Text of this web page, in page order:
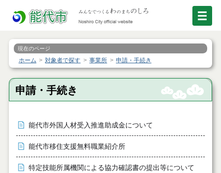
現在のページ
ホーム 対象者で探す 事業所 申請・手続き
申請・手続き
能代市外国人材受入推進助成金について
能代市移住支援無料職業紹介所
特定技能所属機関による協力確認書の提出等について